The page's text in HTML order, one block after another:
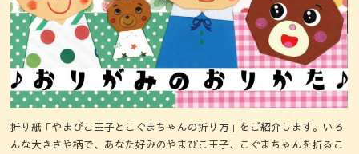
折り紙「やまびこ王子とこぐまちゃんの折り方」をご紹介します。いろ
んな大きさや柄で、あなた好みのやまびこ王子、こぐまちゃんを折るこ